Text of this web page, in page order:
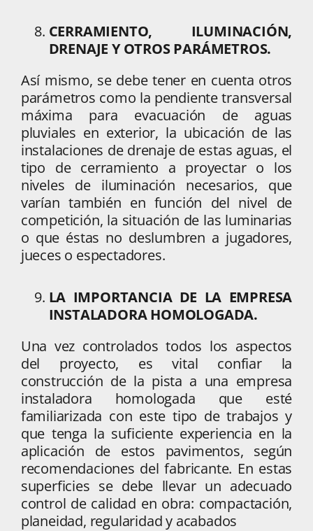
CERRAMIENTO, ILUMINACIÓN,
DRENAJE Y OTROS PARÁMETROS.
Así mismo, se debe tener en cuenta otros
parámetros como la pendiente transversal
máxima para evacuación de aguas
pluviales en exterior, la ubicación de las
instalaciones de drenaje de estas aguas, el
tipo de cerramiento a proyectar o los
niveles de iluminación necesarios, que
varían también en función del nivel de
competición, la situación de las luminarias
o que éstas no deslumbren a jugadores,
jueces o espectadores.
LA IMPORTANCIA DE LA EMPRESA
INSTALADORA HOMOLOGADA.
Una vez controlados todos los aspectos
del proyecto, es vital confiar la
construcción de la pista a una empresa
instaladora homologada que esté
familiarizada con este tipo de trabajos y
que tenga la suficiente experiencia en la
aplicación de estos pavimentos, según
recomendaciones del fabricante. En estas
superficies se debe llevar un adecuado
control de calidad en obra: compactación,
planeidad, regularidad y acabados